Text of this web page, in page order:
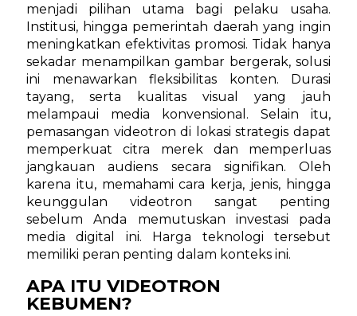
menjadi pilihan utama bagi pelaku usaha.
Institusi, hingga pemerintah daerah yang ingin
meningkatkan efektivitas promosi. Tidak hanya
sekadar menampilkan gambar bergerak, solusi
ini menawarkan fleksibilitas konten. Durasi
tayang, serta kualitas visual yang jauh
melampaui media konvensional. Selain itu,
pemasangan videotron di lokasi strategis dapat
memperkuat citra merek dan memperluas
jangkauan audiens secara signifikan. Oleh
karena itu, memahami cara kerja, jenis, hingga
keunggulan videotron sangat penting
sebelum Anda memutuskan investasi pada
media digital ini. Harga teknologi tersebut
memiliki peran penting dalam konteks ini.
APA ITU VIDEOTRON
KEBUMEN?